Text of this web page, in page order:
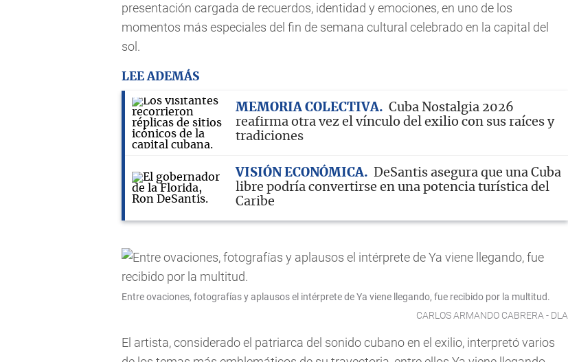
presentación cargada de recuerdos, identidad y emociones, en uno de los
momentos más especiales del fin de semana cultural celebrado en la capital del
sol.
LEE ADEMÁS
MEMORIA COLECTIVA
Cuba Nostalgia 2026
reafirma otra vez el vínculo del exilio con sus raíces y
tradiciones
VISIÓN ECONÓMICA
DeSantis asegura que una Cuba
libre podría convertirse en una potencia turística del
Caribe
Entre ovaciones, fotografías y aplausos el intérprete de Ya viene llegando, fue recibido por la multitud.
CARLOS ARMANDO CABRERA - DLA
El artista, considerado el patriarca del sonido cubano en el exilio, interpretó varios